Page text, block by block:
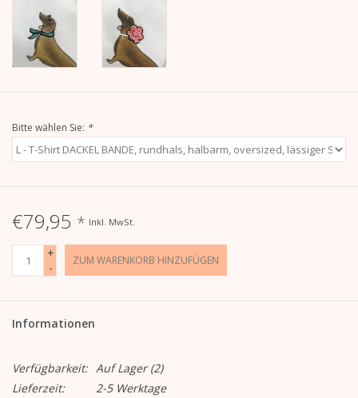
Bitte wählen Sie: *
€79,95 * Inkl. MwSt.
+
-
ZUM WARENKORB HINZUFÜGEN
Informationen
Verfügbarkeit: Auf Lager(2)
Lieferzeit:
2-5 Werktage